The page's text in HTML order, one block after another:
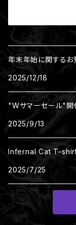
年末年始に関するお
2025/12/18
2025/9/13
Infernal Cat T-shirt
2025/7/25